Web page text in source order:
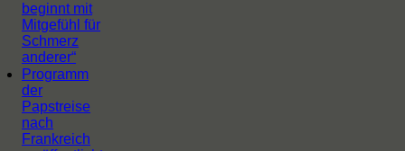
beginnt mit
Mitgefühl für
Schmerz
anderer“
Programm
der
Papstreise
nach
Frankreich